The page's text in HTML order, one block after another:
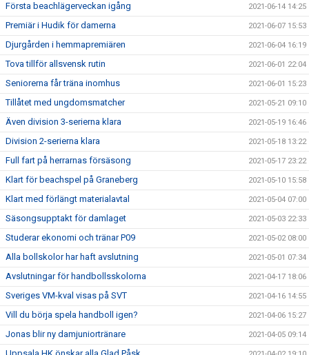
Första beachlägerveckan igång 2021-06-14 14:25
Premiär i Hudik för damerna 2021-06-07 15:53
Djurgården i hemmapremiären 2021-06-04 16:19
Tova tillför allsvensk rutin 2021-06-01 22:04
Seniorerna får träna inomhus 2021-06-01 15:23
Tillåtet med ungdomsmatcher 2021-05-21 09:10
Även division 3-serierna klara 2021-05-19 16:46
Division 2-serierna klara 2021-05-18 13:22
Full fart på herrarnas försäsong 2021-05-17 23:22
Klart för beachspel på Graneberg 2021-05-10 15:58
Klart med förlängt materialavtal 2021-05-04 07:00
Säsongsupptakt för damlaget 2021-05-03 22:33
Studerar ekonomi och tränar P09 2021-05-02 08:00
Alla bollskolor har haft avslutning 2021-05-01 07:34
Avslutningar för handbollsskolorna 2021-04-17 18:06
Sveriges VM-kval visas på SVT 2021-04-16 14:55
Vill du börja spela handboll igen? 2021-04-06 15:27
Jonas blir ny damjuniortränare 2021-04-05 09:14